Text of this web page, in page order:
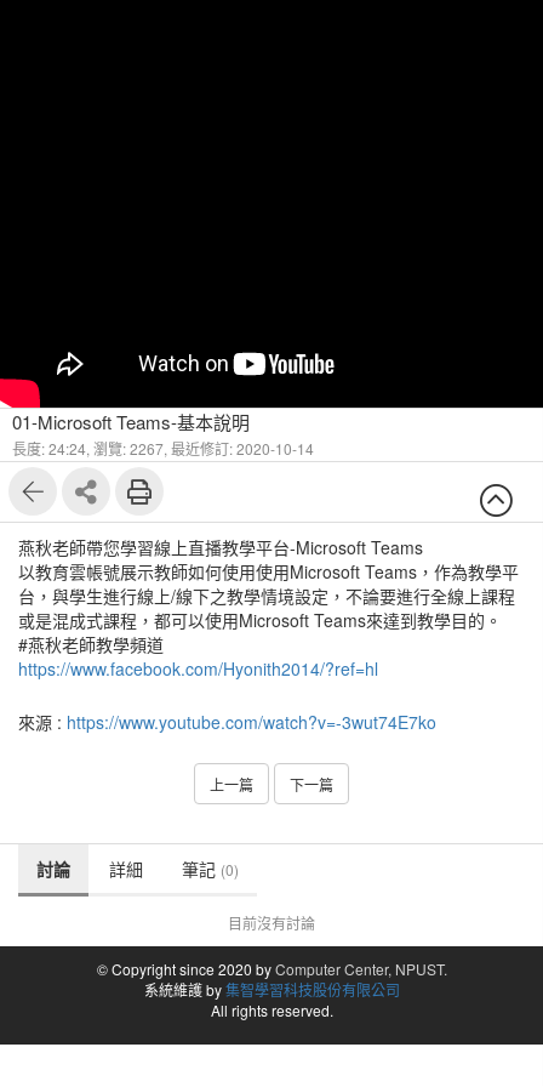
01-Microsoft Teams-基本說明
長度: 24:24, 瀏覽: 2267, 最近修訂: 2020-10-14
燕秋老師帶您學習線上直播教學平台-Microsoft Teams
以教育雲帳號展示教師如何使用使用Microsoft Teams，作為教學平
台，與學生進行線上/線下之教學情境設定，不論要進行全線上課程
或是混成式課程，都可以使用Microsoft Teams來達到教學目的。
#燕秋老師教學頻道
https://www.facebook.com/Hyonith2014/?ref=hl
來源 : https://www.youtube.com/watch?v=-3wut74E7ko
上一篇 下一篇
討論 詳細 筆記 (0)
目前沒有討論
© Copyright since 2020 byComputer Center, NPUST.
系統維護 by集智學習科技股份有限公司
All rights reserved.